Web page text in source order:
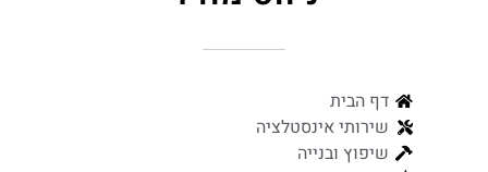
דף הבית
שירותי אינסטלציה
שיפוץ ובנייה